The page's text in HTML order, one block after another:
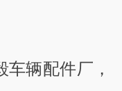
辆配件厂，